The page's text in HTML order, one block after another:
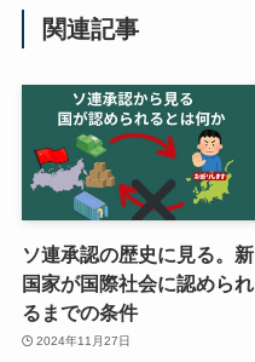
関連記事
ソ連承認の歴史に見る。新
国家が国際社会に認められ
るまでの条件
2024年11月27日